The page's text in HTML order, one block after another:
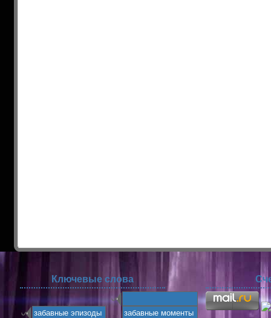
Ключевые слова
забавные эпизоды
забавные моменты